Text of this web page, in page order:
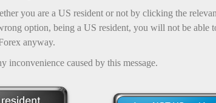
you are a US resident or not by clicking the
option, being a US resident, you will not be able
anyway.
inconvenience caused by this message.